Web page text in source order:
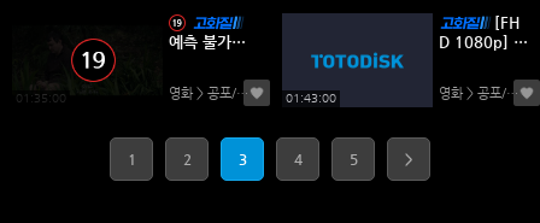
01:35:00
예측 불가능
대 괴수 스릴
러 [루프트랙]
영화 > 공포/스릴러 (0)01:43:00
[FH
D 1080p] 컨
영화 > 공포/스릴러
1 2 3 4 5 >